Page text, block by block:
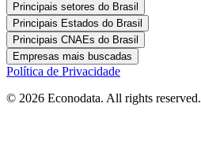
Principais setores do Brasil
Principais Estados do Brasil
Principais CNAEs do Brasil
Empresas mais buscadas
Política de Privacidade
© 2026 Econodata. All rights reserved.